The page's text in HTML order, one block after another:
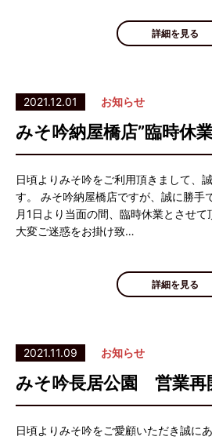
詳細を見る
2021.12.01 お知らせ
みそ吟納屋橋店”臨時休
日頃よりみそ吟をご利用頂きまして、
す。 みそ吟納屋橋店ですが、誠に勝手
月1日より当面の間、臨時休業とさせて
大変ご迷惑をお掛け致…
詳細を見る
2021.11.09 お知らせ
みそ吟長居公園 営業再
日頃よりみそ吟をご愛顧いただき誠に